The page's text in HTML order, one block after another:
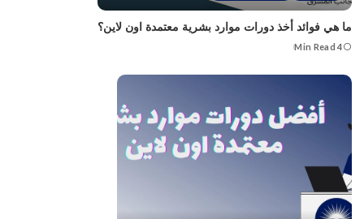
ما هي فوائد أخذ دورات موارد بشرية معتمدة اون لاين؟
4 Min Read